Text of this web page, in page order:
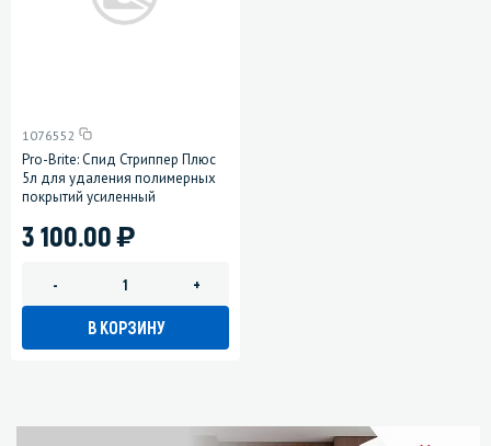
1076552
Pro-Brite: Спид Стриппер Плюс
5л для удаления полимерных
покрытий усиленный
3 100.00)
- +
В КОРЗИНУ